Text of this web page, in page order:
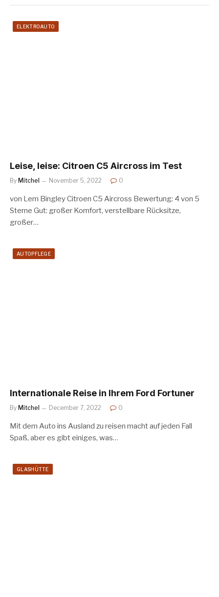
ELEKTROAUTO
Leise, leise: Citroen C5 Aircross im Test
By Mitchel November 5, 2022 0
von Lem Bingley Citroen C5 Aircross Bewertung: 4 von 5
Sterne Gut: großer Komfort, verstellbare Rücksitze,
großer…
AUTOPFLEGE
Internationale Reise in Ihrem Ford Fortuner
By Mitchel December 7, 2022 0
Mit dem Auto ins Ausland zu reisen macht auf jeden Fall
Spaß, aber es gibt einiges, was…
GLASHÜTTE